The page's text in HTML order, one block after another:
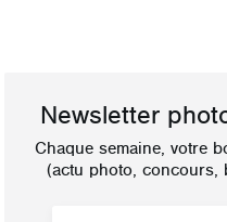
Newsletter
Chaque semaine, votre
(actu photo, concours,